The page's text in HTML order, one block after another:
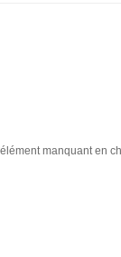
l\'élément manquant en